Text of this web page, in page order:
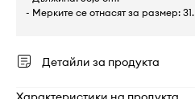
- Мерките се отнасят за размер: 31.
Детайли за продукта